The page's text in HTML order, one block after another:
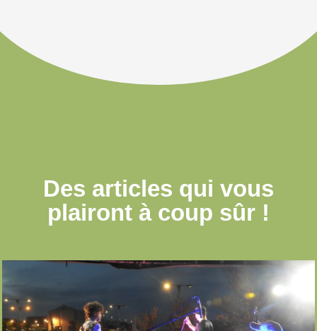
Des articles qui vous
plairont à coup sûr !